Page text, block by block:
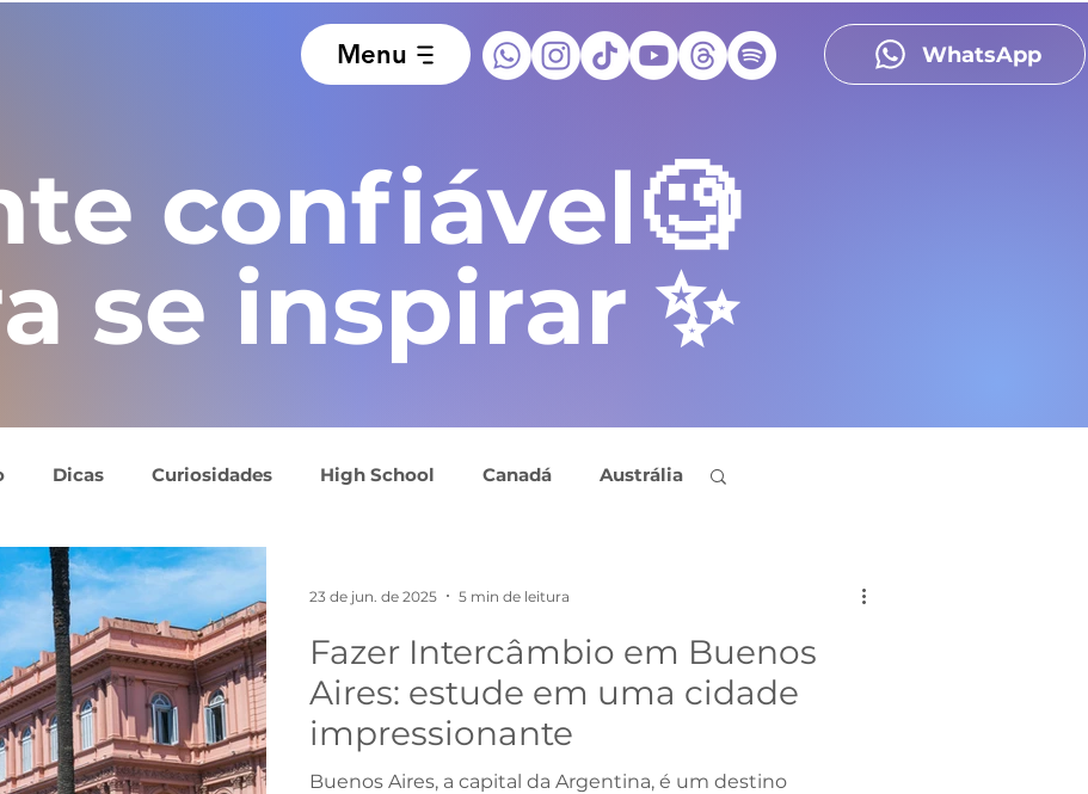
Menu WhatsApp
confiável🧐
se inspirar ✨
Dicas Curiosidades High School Canadá Austrália
do Sul Alemanha
Programas Teens Estudo e trabalho Profissionalizantes
Chile China
Fazer Intercâmbio em Buenos
Aires: estude em uma cidade
impressionante
Buenos Aires, a capital da Argentina, é um destino
23 de jun. de 2025 5 min de leitura